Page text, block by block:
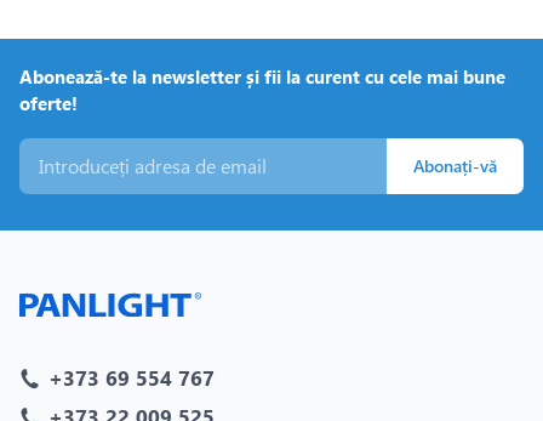
Abonează-te la newsletter și fii la curent cu cele mai bune
oferte!
Abonați-vă
+373 69 554 767